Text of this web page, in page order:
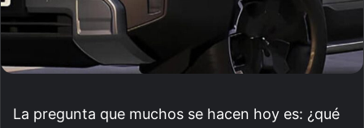
La pregunta que muchos se hacen hoy es: ¿qué